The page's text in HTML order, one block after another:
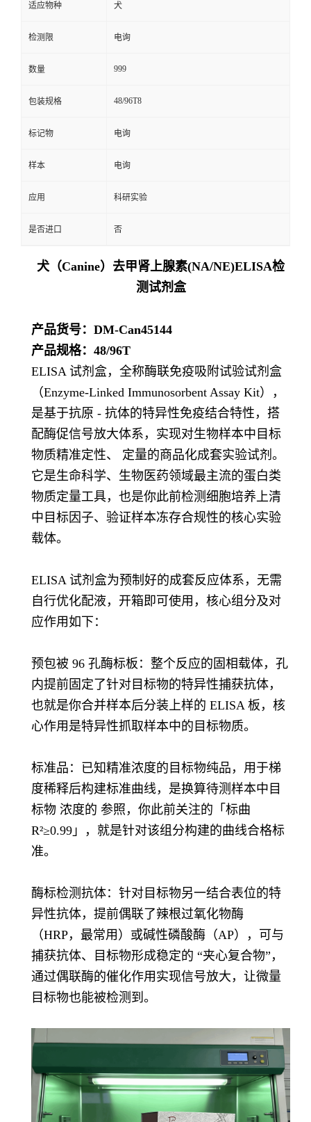
适应物种 犬
检测限 电询
数量 999
包装规格 48/96T8
标记物 电询
样本 电询
应用 科研实验
是否进口 否
犬（Canine）去甲肾上腺素(NA/NE)ELISA检
测试剂盒
产品货号：DM-Can45144
产品规格：48/96T
ELISA 试剂盒，全称酶联免疫吸附试验试剂盒
（Enzyme-Linked Immunosorbent Assay Kit），
是基于抗原 - 抗体的特异性免疫结合特性，搭
配酶促信号放大体系，实现对生物样本中目标
物质精准定性、 定量的商品化成套实验试剂。
它是生命科学、生物医药领域最主流的蛋白类
物质定量工具，也是你此前检测细胞培养上清
中目标因子、验证样本冻存合规性的核心实验
载体。
ELISA 试剂盒为预制好的成套反应体系，无需
自行优化配液，开箱即可使用，核心组分及对
应作用如下：
预包被 96 孔酶标板：整个反应的固相载体，孔
内提前固定了针对目标物的特异性捕获抗体，
也就是你合并样本后分装上样的 ELISA 板，核
心作用是特异性抓取样本中的目标物质。
标准品：已知精准浓度的目标物纯品，用于梯
度稀释后构建标准曲线，是换算待测样本中目
标物 浓度的 参照，你此前关注的「标曲
R²≥0.99」，就是针对该组分构建的曲线合格标
准。
酶标检测抗体：针对目标物另一结合表位的特
异性抗体，提前偶联了辣根过氧化物酶
（HRP，最常用）或碱性磷酸酶（AP），可与
捕获抗体、目标物形成稳定的 “夹心复合物”，
通过偶联酶的催化作用实现信号放大，让微量
目标物也能被检测到。